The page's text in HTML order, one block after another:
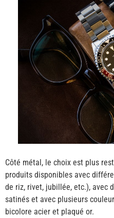
Côté métal, le choix est plus
produits disponibles avec
de riz, rivet, jubillée, etc.), avec
satinés et avec plusieurs
bicolore acier et plaqué or.